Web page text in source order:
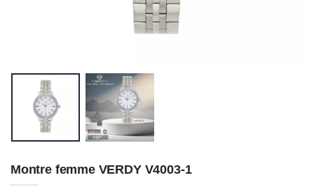
Montre femme VERDY V4003-1